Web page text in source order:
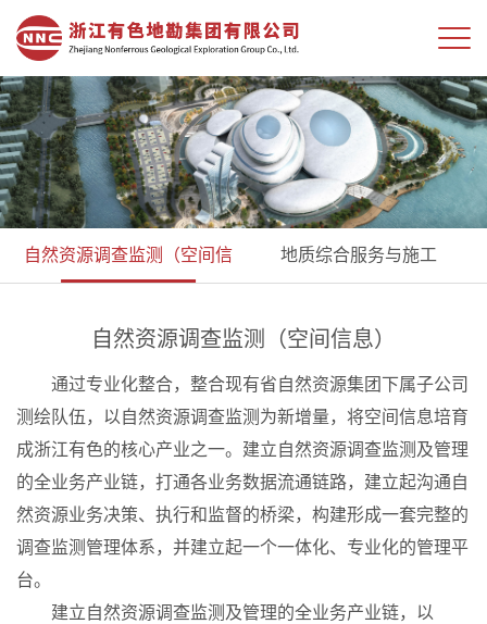
自然资源调查监测（空间信 地质综合服务与施工
自然资源调查监测（空间信息）
通过专业化整合，整合现有省自然资源集团下属子公司
测绘队伍，以自然资源调查监测为新增量，将空间信息培育
成浙江有色的核心产业之一。建立自然资源调查监测及管理
的全业务产业链，打通各业务数据流通链路，建立起沟通自
然资源业务决策、执行和监督的桥梁，构建形成一套完整的
调查监测管理体系，并建立起一个一体化、专业化的管理平
台。
建立自然资源调查监测及管理的全业务产业链，以